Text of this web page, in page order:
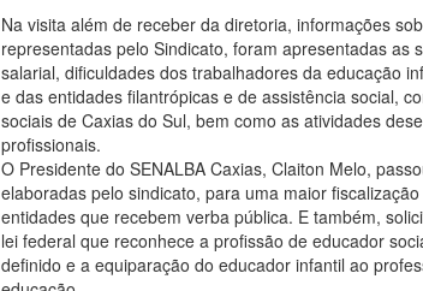
Na visita além de receber da diretoria, informações
representadas pelo Sindicato, foram apresentadas as
salarial, dificuldades dos trabalhadores da educação
e das entidades filantrópicas e de assistência social,
sociais de Caxias do Sul, bem como as atividades
profissionais.
O Presidente do SENALBA Caxias, Claiton Melo,
elaboradas pelo sindicato, para uma maior
entidades que recebem verba pública. E também,
lei federal que reconhece a profissão de educador
definido e a equiparação do educador infantil ao